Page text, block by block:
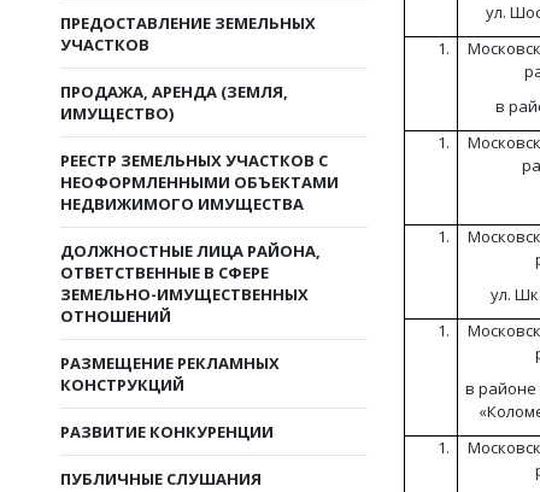
ПРЕДОСТАВЛЕНИЕ ЗЕМЕЛЬНЫХ
УЧАСТКОВ
ПРОДАЖА, АРЕНДА (ЗЕМЛЯ,
ИМУЩЕСТВО)
РЕЕСТР ЗЕМЕЛЬНЫХ УЧАСТКОВ С
НЕОФОРМЛЕННЫМИ ОБЪЕКТАМИ
НЕДВИЖИМОГО ИМУЩЕСТВА
ДОЛЖНОСТНЫЕ ЛИЦА РАЙОНА,
ОТВЕТСТВЕННЫЕ В СФЕРЕ
ЗЕМЕЛЬНО-ИМУЩЕСТВЕННЫХ
ОТНОШЕНИЙ
РАЗМЕЩЕНИЕ РЕКЛАМНЫХ
КОНСТРУКЦИЙ
РАЗВИТИЕ КОНКУРЕНЦИИ
ПУБЛИЧНЫЕ СЛУШАНИЯ
ул.
в
ул.
в